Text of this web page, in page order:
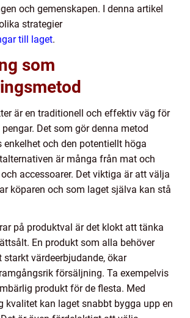
och gemenskapen. I denna artikel
strategier
till laget.
som
är en traditionell och effektiv väg för
Det som gör denna metod
enkelhet och den potentiellt höga
är många från mat och
accessoarer. Det viktiga är att välja
köparen och som laget själva kan stå
på produktval är det klokt att tänka
En produkt som alla behöver
starkt värdeerbjudande, ökar
försäljning. Ta exempelvis
produkt för de flesta. Med
kvalitet kan laget snabbt bygga upp en